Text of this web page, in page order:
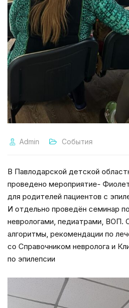
Admin События
В Павлодарской детской
проведено мероприятие-
для родителей пациентов с
И отдельно проведён семинар
неврологами, педиатрами, ВОП.
алгоритмы, рекомендации по
со Справочником невролога и
по эпилепсии